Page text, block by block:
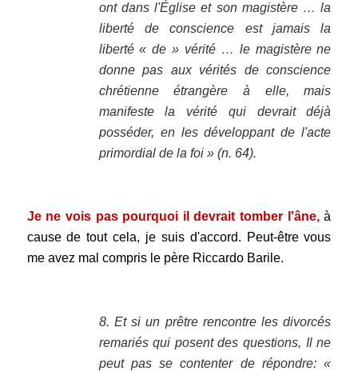
ont dans l'Église et son magistère … la
liberté de conscience est jamais la
liberté « de » vérité … le magistère ne
donne pas aux vérités de conscience
chrétienne étrangère à elle, mais
manifeste la vérité qui devrait déjà
posséder, en les développant de l'acte
primordial de la foi » (n. 64).
Je ne vois pas pourquoi il devrait tomber l'âne,à
cause de tout cela, je suis d'accord. Peut-être vous
me avez mal compris le père Riccardo Barile.
8. Et si un prêtre rencontre les divorcés
remariés qui posent des questions, Il ne
peut pas se contenter de répondre: «